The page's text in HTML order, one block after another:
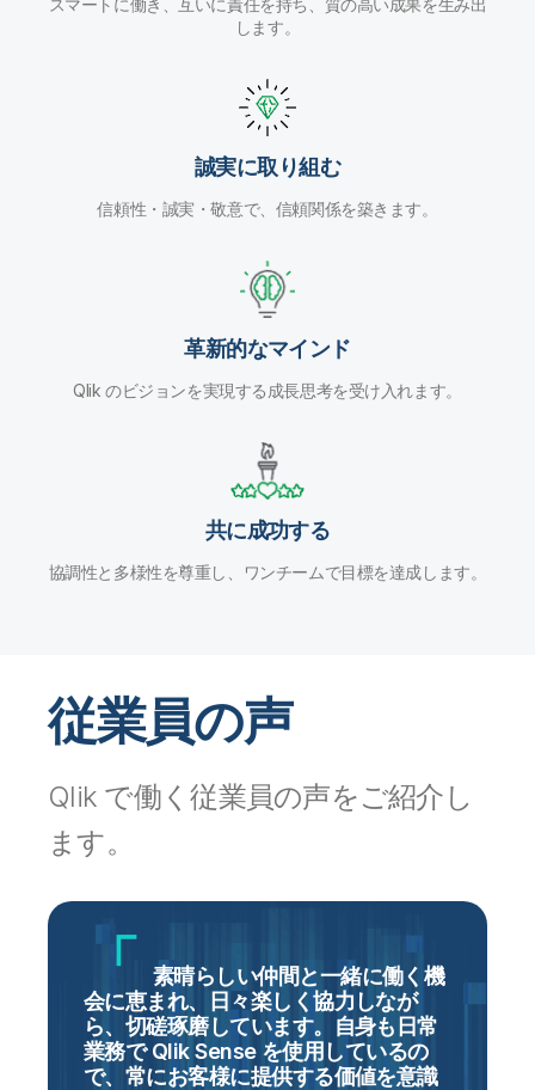
スマートに働き、互いに責任を持ち、質の高い成果を生み出
します。
誠実に取り組む
信頼性・誠実・敬意で、信頼関係を築きます。
革新的なマインド
Qlik のビジョンを実現する成長思考を受け入れます。
共に成功する
協調性と多様性を尊重し、ワンチームで目標を達成します。
従業員の声
Qlik で働く従業員の声をご紹介し
ます。
素晴らしい仲間と一緒に働く機
会に恵まれ、日々楽しく協力しなが
ら、切磋琢磨しています。自身も日常
業務で Qlik Sense を使用しているの
で、常にお客様に提供する価値を意識